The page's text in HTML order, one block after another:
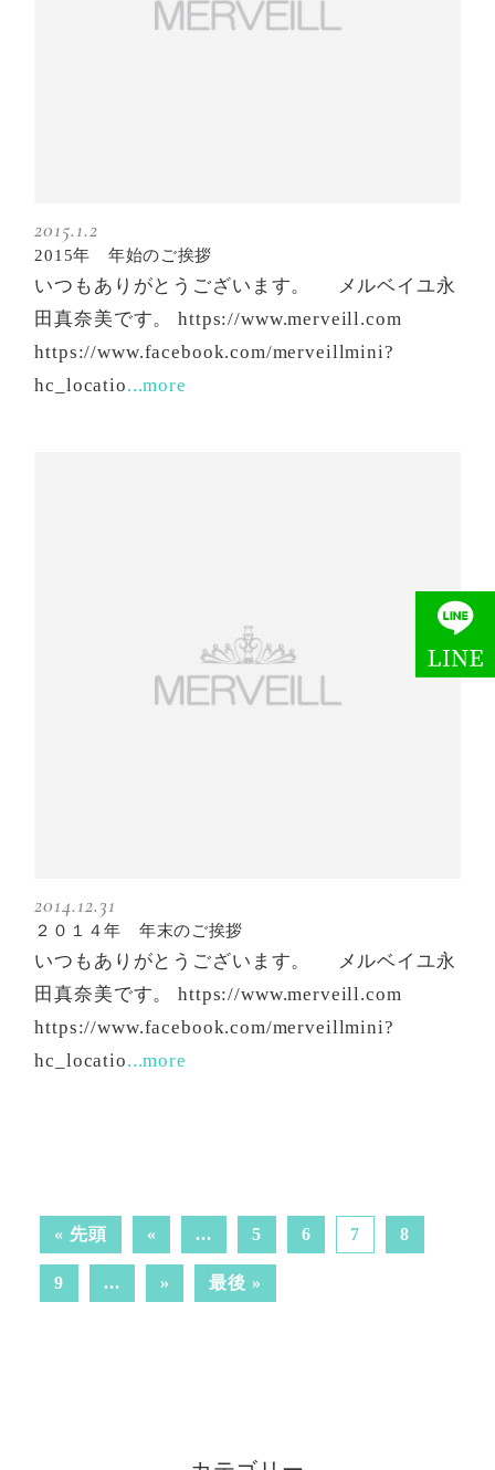
2015.1.2
2015年 年始のご挨拶
いつもありがとうございます。 メルベイユ永
田真奈美です。 https://www.merveill.com
https://www.facebook.com/merveillmini?
hc_locatio...more
2014.12.31
２０１４年 年末のご挨拶
いつもありがとうございます。 メルベイユ永
田真奈美です。 https://www.merveill.com
https://www.facebook.com/merveillmini?
hc_locatio...more
« 先頭 « ... 5 6 7 8
9 ... » 最後 »